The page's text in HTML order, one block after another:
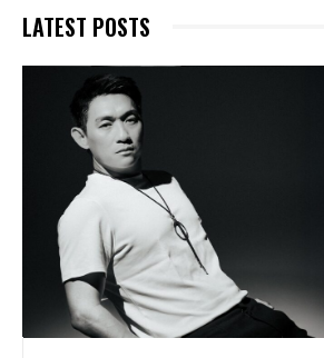
LATEST POSTS